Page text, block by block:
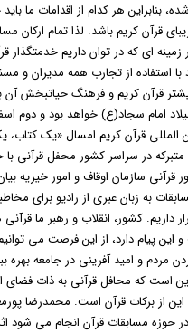
بنابراین هر کدام از اقدامات
قرآن کریم باشد. لذا تمام ارکان
ای که در توان داریم خدمتگذار
استفاده از تجارب همه مدیران و
قرآن کریم و فرهنگ حیاتبخش آن
کریم 26 بهمن ماه در شب میلاد امام سجاد(ع)
المللی قرآن کریم امسال «یک
مسابقات بین المللی قرآن در بیش از ۲۰۰ بقعه متبرکه
به زبان عبری از رادیو برای
داریم. کشور، انقلاب و رهبر ما
و این پیام دارد، از این فرصت می
مردم و امید آفرینی در جامعه بهره
است که محافل قرآنی به ذات
از برکات قرآن است. محمدرضا
در حوزه مسابقات قرآن انجام می